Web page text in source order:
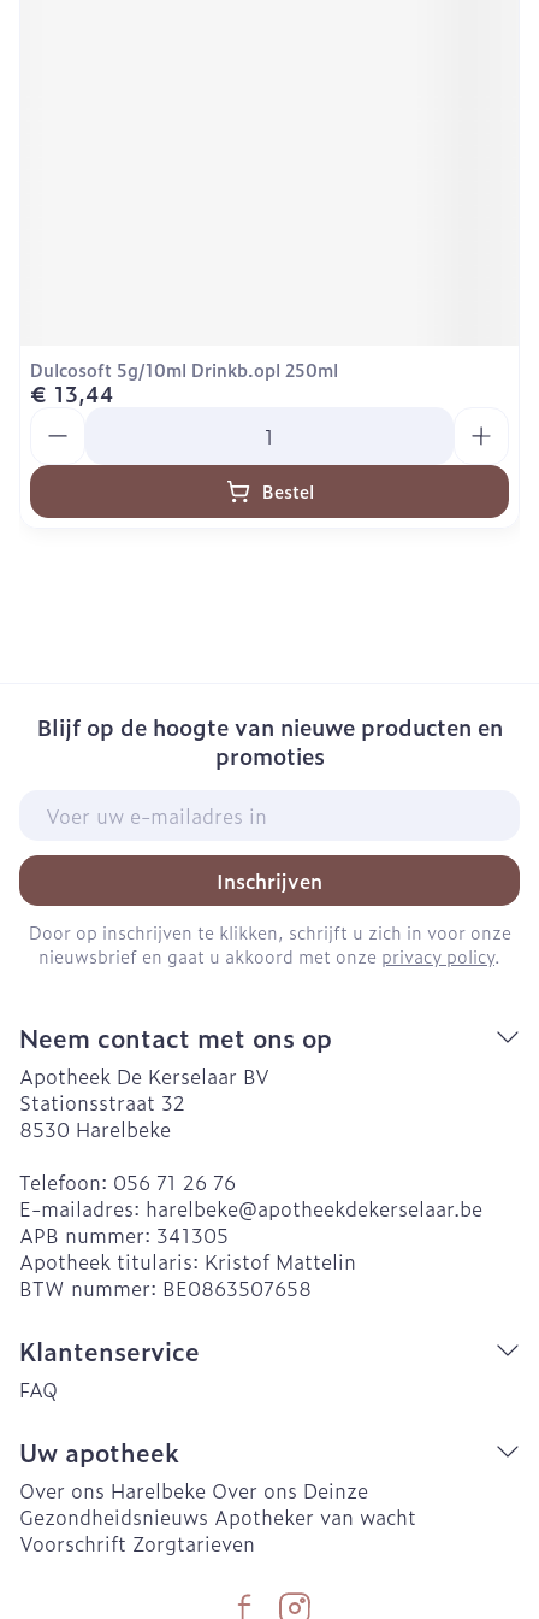
Dulcosoft 5g/10ml Drinkb.opl 250ml
€ 13,44
Bestel
Blijf op de hoogte van nieuwe producten en
promoties
Inschrijven
Door op inschrijven te klikken, schrijft u zich in voor onze
nieuwsbrief en gaat u akkoord met onze privacy policy.
Neem contact met ons op
Apotheek De Kerselaar BV
Stationsstraat 32
8530 Harelbeke
Telefoon: 056 71 26 76
E-mailadres: harelbeke@apotheekdekerselaar.be
APB nummer: 341305
Apotheek titularis: Kristof Mattelin
BTW nummer: BE0863507658
Klantenservice
FAQ
Uw apotheek
Over ons Harelbeke Over ons Deinze
Gezondheidsnieuws Apotheker van wacht
Voorschrift Zorgtarieven